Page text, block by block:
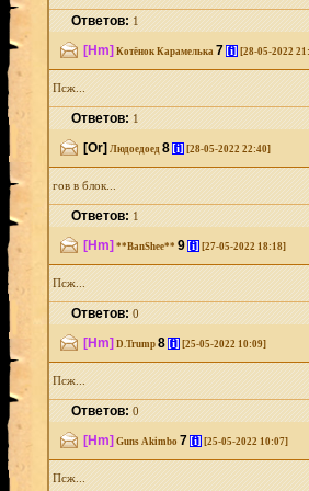
Ответов:1
[Hm] Котёнок Карамелька 7 [i] [28-05-2022
Псж...
Ответов:1
[Or] Людоедоед 8 [i] [28-05-2022 22:40]
гов в блок...
Ответов:1
[Hm] **BanShee** 9 [i] [27-05-2022 18:18]
Псж...
Ответов:0
[Hm] D.Trump 8 [i] [25-05-2022 10:09]
Псж...
Ответов:0
[Hm] Guns Akimbo 7 [i] [25-05-2022 10:07]
Псж...